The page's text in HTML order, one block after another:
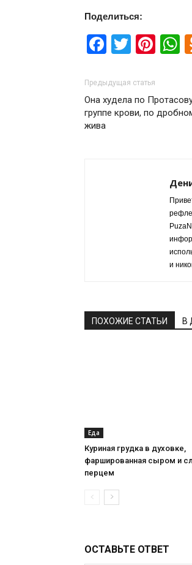
Поделиться:
Twitter
Предыдущая статья
Она худела по
группе крови, по
жива
и
ПОХОЖИЕ СТАТЬИ В
Еда
Куриная грудка в духовке,
фаршированная сыром и
перцем
ОСТАВЬТЕ ОТВЕТ